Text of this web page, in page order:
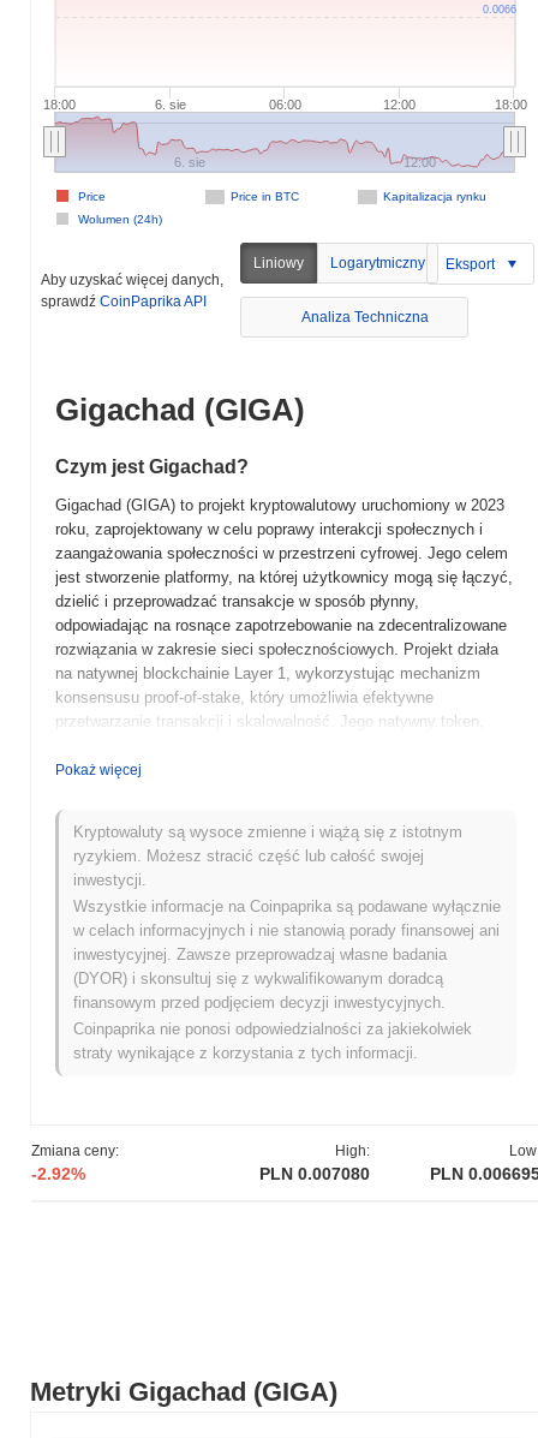
Metryki Gigachad (GIGA)
Zmiana ceny:
-2.92%
High:
PLN 0.007080 PLN
18:00 6. sie 06:00 12:00 18:00
Price in BTC
Kapitalizacja rynku
Wolumen (24h)
Price
6. sie 12:00
0.0066
Aby uzyskać więcej danych,
sprawdź CoinPaprika API
Liniowy Logarytmiczny Eksport
Analiza Techniczna
Gigachad (GIGA)
Czym jest Gigachad?
Gigachad (GIGA) to projekt kryptowalutowy uruchomiony w 2023
roku, zaprojektowany w celu poprawy interakcji społecznych i
zaangażowania społeczności w przestrzeni cyfrowej. Jego celem
jest stworzenie platformy, na której użytkownicy mogą się łączyć,
dzielić i przeprowadzać transakcje w sposób płynny,
odpowiadając na rosnące zapotrzebowanie na zdecentralizowane
rozwiązania w zakresie sieci społecznościowych. Projekt działa
na natywnej blockchainie Layer 1, wykorzystując mechanizm
konsensusu proof-of-stake, który umożliwia efektywne
przetwarzanie transakcji i skalowalność. Jego natywny token,
stakowanie oraz udział w zarządzaniu, pozwalając posiadaczom
Gigachad wyróżnia się unikalnym podejściem do łączenia sieci
społecznościowych z technologią blockchain, wspierając
ekosystem napędzany przez społeczność, który priorytetowo
traktuje doświadczenia użytkowników i zaangażowanie. To
innowacyjne podejście stawia Gigachad jako istotnego gracza w
rozwijającym się krajobrazie zdecentralizowanych aplikacji,
zaspokajając potrzeby użytkowników poszukujących zarówno
połączeń społecznych, jak i możliwości finansowych w jednej
platformie.
Kiedy i jak rozpoczął się Gigachad?
lipcu 2022 roku, umożliwiając deweloperom i wczesnym
użytkownikom eksperymentowanie z jego funkcjami i
dystrybucja tokenów Gigachad miała miejsce w modelu
sprawiedliwego uruchomienia w listopadzie 2022 roku,
Pokaż więcej
Kryptowaluty są wysoce zmienne i wiążą się z istotnym
ryzykiem. Możesz stracić część lub całość swojej
inwestycji.
Wszystkie informacje na Coinpaprika są podawane wyłącznie
w celach informacyjnych i nie stanowią porady finansowej ani
inwestycyjnej. Zawsze przeprowadzaj własne badania
(DYOR) i skonsultuj się z wykwalifikowanym doradcą
finansowym przed podjęciem decyzji inwestycyjnych.
Coinpaprika nie ponosi odpowiedzialności za jakiekolwiek
straty wynikające z korzystania z tych informacji.